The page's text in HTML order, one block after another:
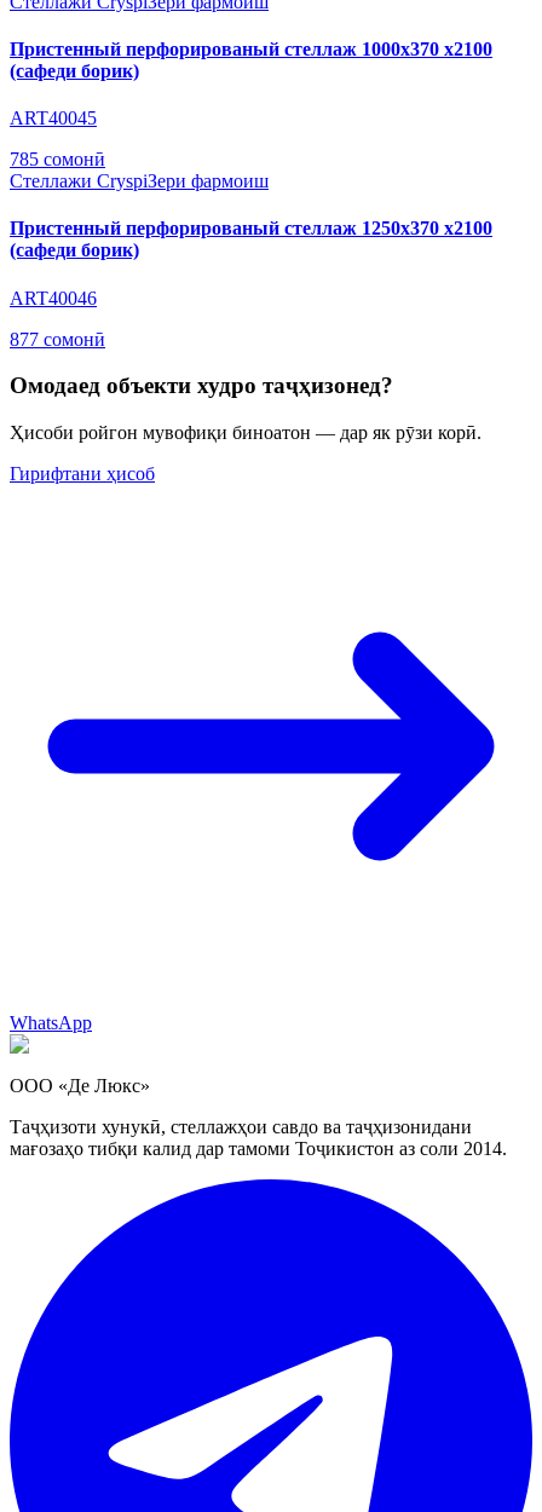
Пристенный перфорированый стеллаж 1000х370 х2100
(сафеди борик)
ART40045
785 сомонӣ
Стеллажи CryspiЗери фармоиш
Пристенный перфорированый стеллаж 1250х370 х2100
(сафеди борик)
ART40046
877 сомонӣ
Омодаед объекти худро таҷҳизонед?
Ҳисоби ройгон мувофиқи биноатон — дар як рӯзи корӣ.
Гирифтани ҳисоб
WhatsApp
ООО «Де Люкс»
Таҷҳизоти хунукӣ, стеллажҳои савдо ва таҷҳизонидани
мағозаҳо тибқи калид дар тамоми Тоҷикистон аз соли 2014.